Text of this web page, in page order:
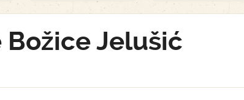
Jelušić